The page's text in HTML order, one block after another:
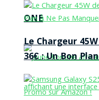
ONE
Le Chargeur
36€ : Un Bon